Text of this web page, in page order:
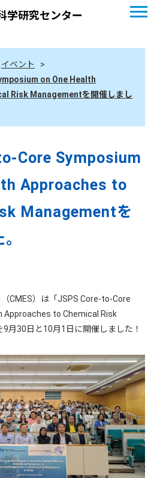
研究センター
イベント
>
on One Health
Risk Managementを開催しまし
Core Symposium
Approaches to
Managementを
CMES）は「JSPS Core-to-Core
Approaches to Chemical Risk
月30日と10月1日に開催しました！